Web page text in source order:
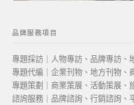
品牌服務項目
專題採訪｜人物專訪、品牌專訪、
專題代編｜企業刊物、地方刊物、
專題策劃｜商業策展、活動策展、
諮詢服務｜品牌諮詢、行銷諮詢、